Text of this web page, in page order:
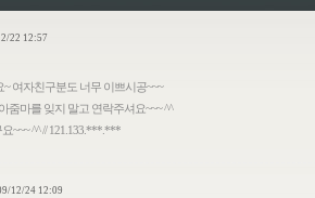
22 12:57
여자친구분도 너무 이쁘시공~~~
줌마를 잊지 말고 연락주셔요~~~ ^^
~~~ ^^ // 121.133.***.***
12/24 12:09